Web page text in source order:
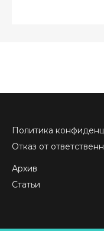
Политика
Отказ от
Архив
Статьи